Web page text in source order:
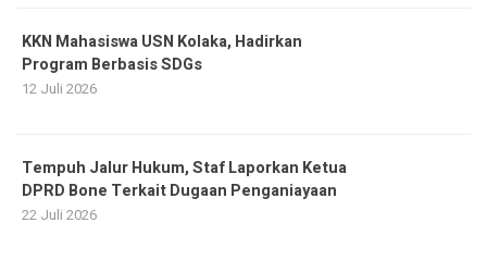
KKN Mahasiswa USN Kolaka, Hadirkan
Program Berbasis SDGs
12 Juli 2026
Tempuh Jalur Hukum, Staf Laporkan Ketua
DPRD Bone Terkait Dugaan Penganiayaan
22 Juli 2026